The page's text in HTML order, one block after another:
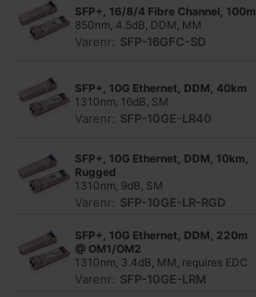
SFP+, 16/8/4 Fibre Channel, 100m
850nm, 4.5dB, DDM, MM
Varenr: SFP-16GFC-SD
SFP+, 10G Ethernet, DDM, 40km
1310nm, 16dB, SM
Varenr: SFP-10GE-LR40
SFP+, 10G Ethernet, DDM, 10km,
Rugged
1310nm, 9dB, SM
Varenr: SFP-10GE-LR-RGD
SFP+, 10G Ethernet, DDM, 220m
@ OM1/OM2
1310nm, 3.4dB, MM, requires EDC
Varenr: SFP-10GE-LRM